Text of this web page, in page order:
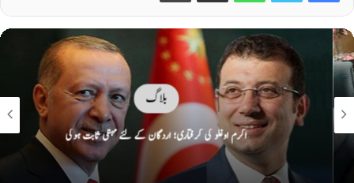
بلاگ
اکرم اوغلو کی گرفتاری؛ اردگان کے لئے مہنگی ثابت ہوگی